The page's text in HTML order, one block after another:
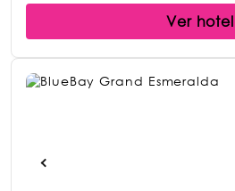
Ver hotel